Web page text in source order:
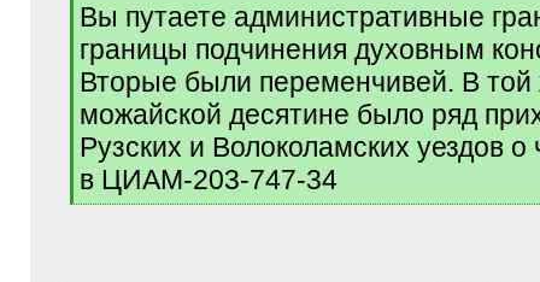
Вы путаете административные
границы подчинения духовным
Вторые были переменчивей. В той
можайской десятине было ряд
Рузских и Волоколамских уездов
в ЦИАМ-203-747-34
[